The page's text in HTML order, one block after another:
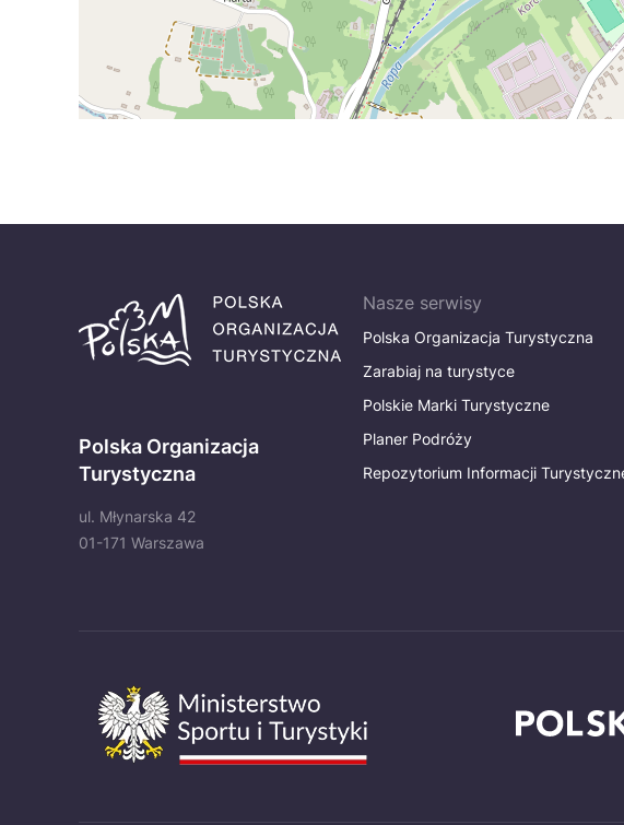
Polska Organizacja
Turystyczna
ul. Młynarska 42
01-171 Warszawa
Nasze serwisy
Polska Organizacja Turystyczna
Zarabiaj na turystyce
Polskie Marki Turystyczne
Planer Podróży
Repozytorium Informacji